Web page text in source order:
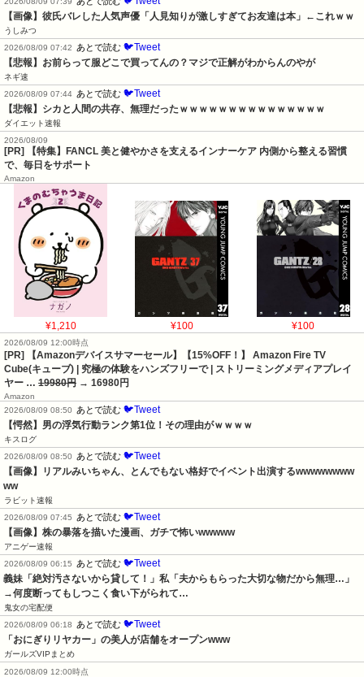
【画像】彼氏バレした人気声優「人見知りが激しすぎてお友達は本」←これｗｗ
うしみつ
2026/08/09 07:42 あとで読む 🐦Tweet
【悲報】お前らって服どこで買ってんの？マジで正解がわからんのやが
ネギ速
2026/08/09 07:44 あとで読む 🐦Tweet
【悲報】シカと人間の共存、無理だったｗｗｗｗｗｗｗｗｗｗｗｗｗｗｗ
ダイエット速報
2026/08/09
[PR] 【特集】FANCL 美と健やかさを支えるインナーケア 内側から整える習慣
で、毎日をサポート
Amazon
¥1,210 ¥100 ¥100
2026/08/09 12:00時点
[PR] 【Amazonデバイスサマーセール】【15%OFF！】 Amazon Fire TV
Cube(キューブ) | 究極の体験をハンズフリーで | ストリーミングメディアプレイ
ヤー … 19980円 → 16980円
Amazon
2026/08/09 08:50
あとで読む 🐦Tweet
【愕然】男の浮気行動ランク第1位！その理由がｗｗｗｗ
キスログ
2026/08/09 08:50
あとで読む 🐦Tweet
【画像】リアルみいちゃん、とんでもない格好でイベント出演するwwwwwwww
ww
ラビット速報
2026/08/09 07:45
あとで読む 🐦Tweet
【画像】株の暴落を描いた漫画、ガチで怖いwwwww
アニゲー速報
2026/08/09 06:15
あとで読む 🐦Tweet
義妹「絶対汚さないから貸して！」私「夫からもらった大切な物だから無理…」
→何度断ってもしつこく食い下がられて…
鬼女の宅配便
2026/08/09 06:18
あとで読む 🐦Tweet
「おにぎりリヤカー」の美人が店舗をオープンwww
ガールズVIPまとめ
2026/08/09 12:00時点